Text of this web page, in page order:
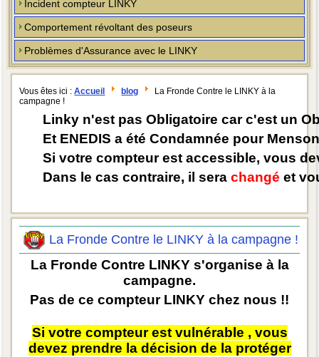
Incident compteur LINKY
Comportement révoltant des poseurs
Problèmes d'Assurance avec le LINKY
Vous êtes ici :Accueil blog
La Fronde Contre le LINKY à la
campagne !
Linky n'est pas Obligatoire car c'est un
Et ENEDIS a été Condamnée pour
Si votre compteur est accessible, vous
Dans le cas contraire, il serachangé et
La Fronde Contre le LINKY à la campagne !
La Fronde Contre LINKY s'organise à la
campagne.
Pas de ce compteur LINKY chez nous !!
Si votre compteur est vulnérable , vous
devez prendre la décision de la protéger